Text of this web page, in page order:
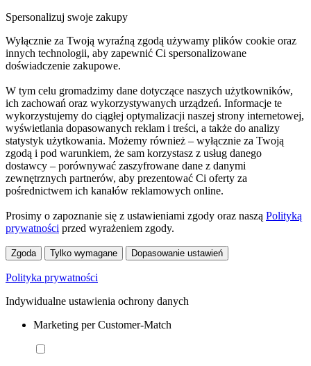
Spersonalizuj swoje zakupy
Wyłącznie za Twoją wyraźną zgodą używamy plików cookie oraz
innych technologii, aby zapewnić Ci spersonalizowane
doświadczenie zakupowe.
W tym celu gromadzimy dane dotyczące naszych użytkowników,
ich zachowań oraz wykorzystywanych urządzeń. Informacje te
wykorzystujemy do ciągłej optymalizacji naszej strony internetowej,
wyświetlania dopasowanych reklam i treści, a także do analizy
statystyk użytkowania. Możemy również – wyłącznie za Twoją
zgodą i pod warunkiem, że sam korzystasz z usług danego
dostawcy – porównywać zaszyfrowane dane z danymi
zewnętrznych partnerów, aby prezentować Ci oferty za
pośrednictwem ich kanałów reklamowych online.
Prosimy o zapoznanie się z ustawieniami zgody oraz naszą Polityką
prywatności przed wyrażeniem zgody.
Zgoda Tylko wymagane Dopasowanie ustawień
Polityka prywatności
Indywidualne ustawienia ochrony danych
Marketing per Customer-Match